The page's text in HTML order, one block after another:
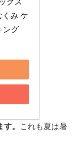
クス
くみ ケ
ング
。
これも夏は暑